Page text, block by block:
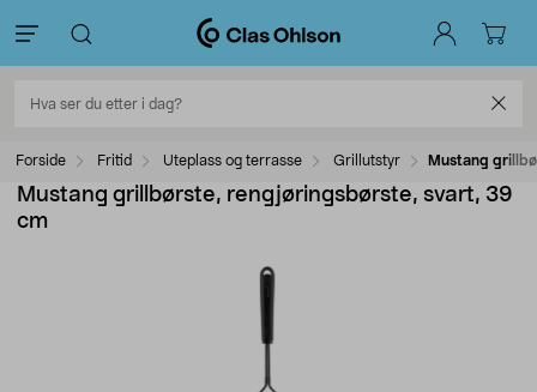
Forside Fritid Uteplass og terrasse Grillutstyr Mustang
Mustang grillbørste, rengjøringsbørste, svart, 39
cm